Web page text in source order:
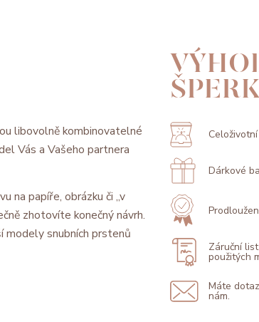
libovolně kombinovatelné
Vás a Vašeho partnera
na papíře, obrázku či „v
zhotovíte konečný návrh.
modely snubních prstenů
Dárkové
Záruční
použitých
Máte
nám.